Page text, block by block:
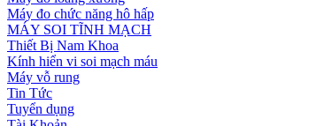
Máy đo chức năng hô hấp
MÁY SOI TĨNH MẠCH
Thiết Bị Nam Khoa
Kính hiển vi soi mạch máu
Máy vỗ rung
Tin Tức
Tuyển dụng